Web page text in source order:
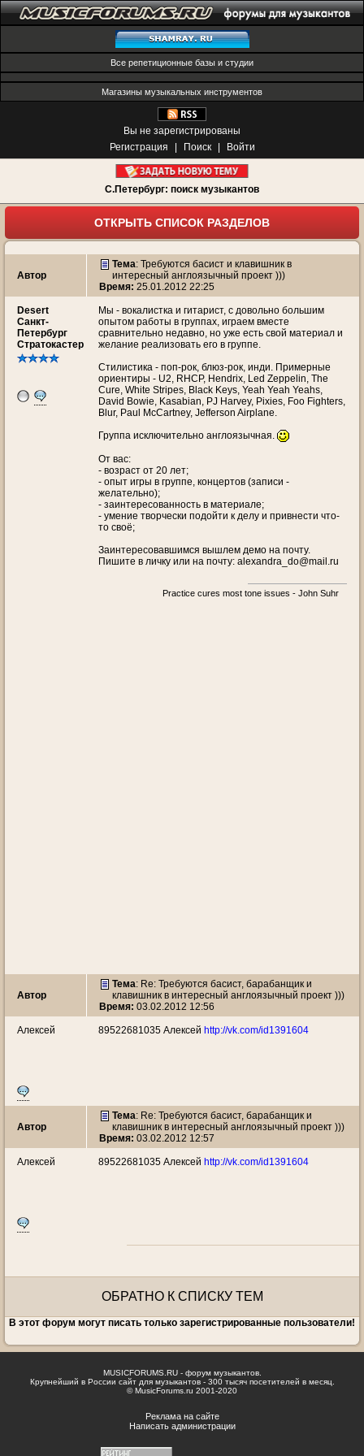
Все репетиционные базы и студии
Магазины музыкальных инструментов
Вы не зарегистрированы
Регистрация
Поиск Войти
С.Петербург: поиск музыкантов
ОТКРЫТЬ СПИСОК РАЗДЕЛОВ
Автор
Тема: Требуются басист и клавишник в
интересный англоязычный проект )))
Время: 25.01.2012 22:25
Desert
Санкт-
Петербург
Стратокастер
Мы - вокалистка и гитарист, с довольно большим
опытом работы в группах, играем вместе
сравнительно недавно, но уже есть свой материал и
желание реализовать его в группе.
Стилистика - поп-рок, блюз-рок, инди. Примерные
ориентиры - U2, RHCP, Hendrix, Led Zeppelin, The
Cure, White Stripes, Black Keys, Yeah Yeah Yeahs,
David Bowie, Kasabian, PJ Harvey, Pixies, Foo Fighters,
Blur, Paul McCartney, Jefferson Airplane.
Группа исключительно англоязычная.
От вас:
- возраст от 20 лет;
- опыт игры в группе, концертов (записи -
желательно);
- заинтересованность в материале;
- умение творчески подойти к делу и привнести что-
то своё;
Заинтересовавшимся вышлем демо на почту.
Пишите в личку или на почту: alexandra_do@mail.ru
Practice cures most tone issues - John Suhr
Автор
Тема: Re: Требуются басист, барабанщик и
клавишник в интересный англоязычный проект )))
Время: 03.02.2012 12:56
Алексей 89522681035 Алексей http://vk.com/id1391604
Автор
Тема: Re: Требуются басист, барабанщик и
клавишник в интересный англоязычный проект )))
Время: 03.02.2012 12:57
Алексей 89522681035 Алексей http://vk.com/id1391604
ОБРАТНО К СПИСКУ ТЕМ
В этот форум могут писать только зарегистрированные пользователи!
MUSICFORUMS.RU - форум музыкантов.
Крупнейший в России сайт для музыкантов - 300 тысяч посетителей в месяц.
© MusicForums.ru 2001-2020
Реклама на сайте
Написать администрации